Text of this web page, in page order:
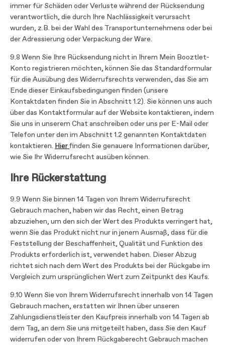
immer für Schäden oder Verluste während der Rücksendung
verantwortlich, die durch Ihre Nachlässigkeit verursacht
wurden, z.B. bei der Wahl des Transportunternehmens oder bei
der Adressierung oder Verpackung der Ware.
9.8 Wenn Sie Ihre Rücksendung nicht in Ihrem Mein Booztlet-
Konto registrieren möchten, können Sie das Standardformular
für die Ausübung des Widerrufsrechts verwenden, das Sie am
Ende dieser Einkaufsbedingungen finden (unsere
Kontaktdaten finden Sie in Abschnitt 1.2). Sie können uns auch
über das Kontaktformular auf der Website kontaktieren, indem
Sie uns in unserem Chat anschreiben oder uns per E-Mail oder
Telefon unter den im Abschnitt 1.2 genannten Kontaktdaten
kontaktieren. Hierfinden Sie genauere Informationen darüber,
wie Sie Ihr Widerrufsrecht ausüben können.
Ihre Rückerstattung
9.9 Wenn Sie binnen 14 Tagen von Ihrem Widerrufsrecht
Gebrauch machen, haben wir das Recht, einen Betrag
abzuziehen, um den sich der Wert des Produkts verringert hat,
wenn Sie das Produkt nicht nur in jenem Ausmaß, dass für die
Feststellung der Beschaffenheit, Qualität und Funktion des
Produkts erforderlich ist, verwendet haben. Dieser Abzug
richtet sich nach dem Wert des Produkts bei der Rückgabe im
Vergleich zum ursprünglichen Wert zum Zeitpunkt des Kaufs.
9.10 Wenn Sie von Ihrem Widerrufsrecht innerhalb von 14 Tagen
Gebrauch machen, erstatten wir Ihnen über unseren
Zahlungsdienstleister den Kaufpreis innerhalb von 14 Tagen ab
dem Tag, an dem Sie uns mitgeteilt haben, dass Sie den Kauf
widerrufen oder von Ihrem Rückgaberecht Gebrauch machen